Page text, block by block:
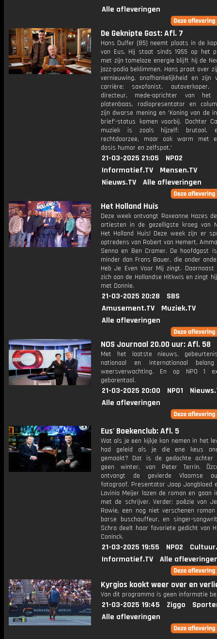
Alle afleveringen
De Geknipte Gast: Afl. 7
Hans Dulfer (85) neemt plaats in de
van Eus. Hij staat sinds 1955 op het
met zijn tomeloze energie blijft hij de
jazz-podia beklimmen. Hans praat over
vernieuwing, onafhankelijkheid en zijn
carrière: saxofonist, autoverkoper,
directeur, mede-oprichter van het
platenbaas, radiopresentator en
zijn dwarse mening en 'Koning van de
brief'-status komen voorbij. Dochter
muziek is zoals hijzelf: brutaal,
rechtdoorzee, maar ook warm met
dosis humor en zelfspot.'
21-03-2025 21:05
NPO2
Informatief.TV
Mensen.TV
Nieuws.TV
Alle afleveringen
Het Holland Huis
Deze week ontvangt Roxeanne Hazes
artiesten in de gezelligste kroeg van
Het Holland Huis! Deze week zijn er
optredens van Robert van Hemert,
Senna en Ben Cramer. De hoofdgast
minder dan Frans Bauer, die onder
Heb Je Even Voor Mij zingt.
zich aan de Hollandse Hitkwis en zingt
met Donnie.
21-03-2025 20:28
SBS
Amusement.TV
Muziek.TV
Alle afleveringen
NOS Journaal 20.00 uur: Afl. 58
Met het laatste nieuws,
nationaal en internationaal
weersverwachting. En op NPO 1
gebarentaal.
21-03-2025 20:00 NPO1
Alle afleveringen
Eus' Boekenclub: Afl. 5
Wat als je een kijkje kon nemen in het
had geleid als je die ene keus
gemaakt? Dat is de gedachte achter
geen winter, van Peter Terrin.
ontvangt de gevierde Vlaamse
fotograaf. Presentator Jaap Jongbloed
Lavinia Meijer lazen de roman en gaan
met de schrijver. Verder: poëzie van
Rawie, een nog niet verschenen
barse buschauffeur, en singer-
Schra deelt haar favoriete gedicht van
Coninck.
21-03-2025 19:55 NPO2
Informatief.TV
Alle
Kyrgios kookt weer over en
Van dit programma is geen informatie
21-03-2025 19:45 Ziggo
Alle afleveringen